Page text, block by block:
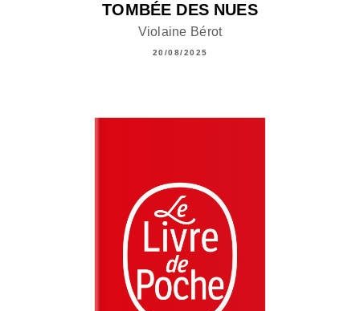
TOMBÉE DES NUES
Violaine Bérot
20/08/2025